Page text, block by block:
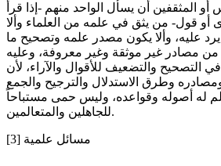
المثقفين أن يسأل الواحد منهم -إذا قرأ
أو قول- من يثق في علمه من العلماء وألا
عليه، وألا يكون مصدر علمه وتصحيح ما
من مصادر غير موثقة وغير معروفة، وعليه
التصحيح والتضعيف للأقوال والآراء، لأن
وطرق الاستدلال والترجيح والجمع
له أصوله وقواعده، وليس حمى مستباحاً
للجاهلين والمتعالمين.
مسائل علمية [3]